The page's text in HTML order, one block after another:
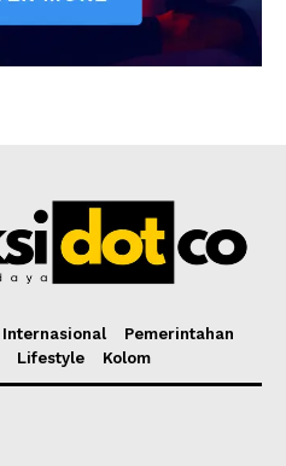
Internasional
Pemerintahan
Lifestyle Kolom